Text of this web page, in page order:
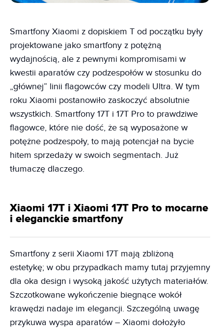
Smartfony Xiaomi z dopiskiem T od początku były
projektowane jako smartfony z potężną
wydajnością, ale z pewnymi kompromisami w
kwestii aparatów czy podzespołów w stosunku do
„głównej” linii flagowców czy modeli Ultra. W tym
roku Xiaomi postanowiło zaskoczyć absolutnie
wszystkich. Smartfony 17T i 17T Pro to prawdziwe
flagowce, które nie dość, że są wyposażone w
potężne podzespoły, to mają potencjał na bycie
hitem sprzedaży w swoich segmentach. Już
tłumaczę dlaczego.
Xiaomi 17T i Xiaomi 17T Pro to mocarne
i eleganckie smartfony
Smartfony z serii Xiaomi 17T mają zbliżoną
estetykę; w obu przypadkach mamy tutaj przyjemny
dla oka design i wysoką jakość użytych materiałów.
Szczotkowane wykończenie biegnące wokół
krawędzi nadaje im elegancji. Szczególną uwagę
przykuwa wyspa aparatów – Xiaomi dołożyło